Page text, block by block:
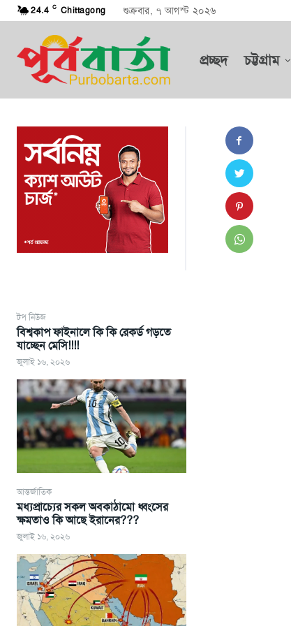
24.4 C Chittagong শুক্রবার, ৭ আগস্ট ২০২৬
প্রচ্ছদ চট্টগ্রাম
টপ নিউজ
বিশ্বকাপ ফাইনালে কি কি রেকর্ড গড়তে
যাচ্ছেন মেসি!!!!
জুলাই ১৬, ২০২৬
আন্তর্জাতিক
মধ্যপ্রাচ্যের সকল অবকাঠামো ধ্বংসের
ক্ষমতাও কি আছে ইরানের???
জুলাই ১৬, ২০২৬